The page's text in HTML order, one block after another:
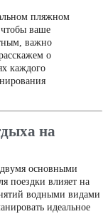
пляжном
чтобы ваше
важно
о
каждого
на
основными
поездки влияет на
водными видами
идеальное